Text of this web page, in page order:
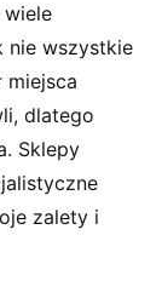
wiele
nie wszystkie
miejsca
dlatego
Sklepy
zalety i